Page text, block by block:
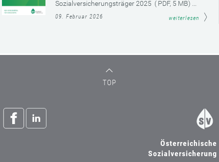
Sozialversicherungsträger 2025 ( PDF, 5 MB) ...
09. Februar 2026 weiterlesen
TOP
Österreichische
Sozialversicherung